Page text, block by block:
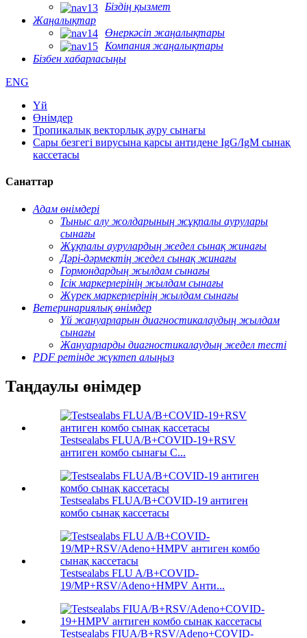
Біздің қызмет
Жаңалықтар
Өнеркәсіп жаңалықтары
Компания жаңалықтары
Бізбен хабарласыңы
ENG
Үй
Өнімдер
Тропикалық векторлық ауру сынағы
Сары безгегі вирусына қарсы антидене IgG/IgM сынақ
кассетасы
Санаттар
Адам өнімдері
Тыныс алу жолдарының жұқпалы аурулары
сынағы
Жұқпалы аурулардың жедел сынақ жинағы
Дәрі-дәрмектің жедел сынақ жинағы
Гормондардың жылдам сынағы
Ісік маркерлерінің жылдам сынағы
Жүрек маркерлерінің жылдам сынағы
Ветеринариялық өнімдер
Үй жануарларын диагностикалаудың жылдам
сынағы
Жануарларды диагностикалаудың жедел тесті
PDF ретінде жүктеп алыңыз
Таңдаулы өнімдер
Testsealabs FLUA/B+COVID-19+RSV
антиген комбо сынағы C...
Testsealabs FLUA/B+COVID-19 антиген
комбо сынақ кассетасы
Testsealabs FLU A/B+COVID-
19/MP+RSV/Adeno+HMPV Анти...
Testsealabs FIUA/B+RSV/Adeno+COVID-